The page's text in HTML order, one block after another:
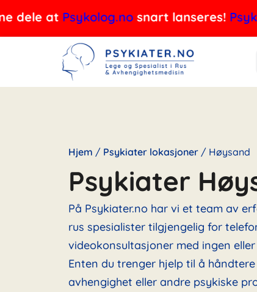
Hopp
atPsykolog.nosnart lanseres!
Hjem / Psykiater lokasjoner / Høysand
Psykiater
På Psykiater.no har vi et team av
rus spesialister tilgjengelig for
videokonsultasjoner med ingen
Enten du trenger hjelp til å
avhengighet eller andre psykiske